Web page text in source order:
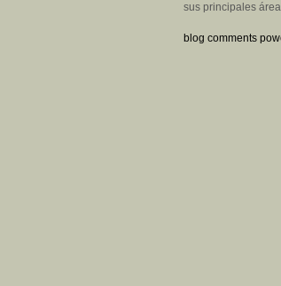
sus principales
blog comments